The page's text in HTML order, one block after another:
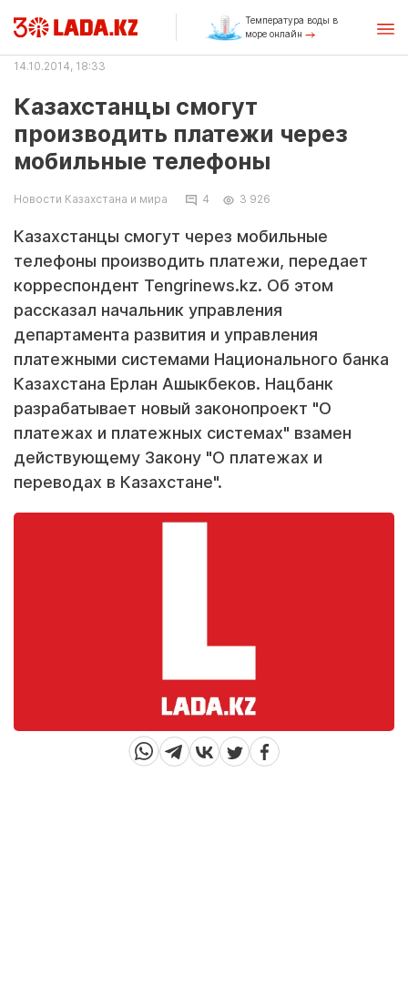
Температура воды в
море онлайн
14.10.2014, 18:33
Казахстанцы смогут
производить платежи через
мобильные телефоны
Новости Казахстана и мира 4 3 926
Казахстанцы смогут через мобильные
телефоны производить платежи, передает
корреспондент Tengrinews.kz. Об этом
рассказал начальник управления
департамента развития и управления
платежными системами Национального банка
Казахстана Ерлан Ашыкбеков. Нацбанк
разрабатывает новый законопроект "О
платежах и платежных системах" взамен
действующему Закону "О платежах и
переводах в Казахстане".